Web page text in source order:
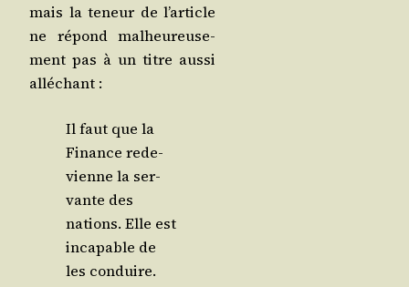
mais la teneur de l’article
ne répond mal­heu­reu­se­
ment pas à un titre aus­si
alléchant :
Il faut que la
Finance rede­
vienne la ser­
vante des
nations. Elle est
inca­pable de
les conduire.